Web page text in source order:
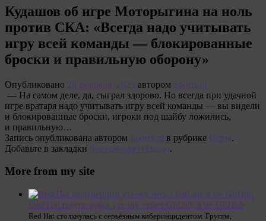
Кудашов об игре Моторыгина на ноль
против СКА: «Всегда надо учитывать
игру всей команды — блокированные
броски и правильную оборону»
Опубликовано 28 февраля, 2025 автором Sports.ru
— На самом деле, да, сыграл здорово. Но всегда при удачной
игре вратаря надо учитывать игру всей команды — вы видели
и блокированные броски, игроки под шайбу ложились,
и правильную…
Запись опубликована автором Sports.ru в рубрике Игры.
Добавьте в закладки постоянную ссылку.
More from my site
Red Hat подтвердил утечку через GitLab, а не GitHub
Red Hat столкнулась с серьёзным киберинцидентом. Группа,